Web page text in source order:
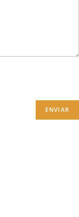
ENVIAR